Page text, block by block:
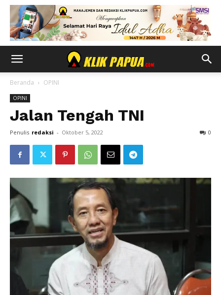
Beranda OPINI
OPINI
Jalan Tengah TNI
Penulis redaksi - Oktober 5, 2022 0